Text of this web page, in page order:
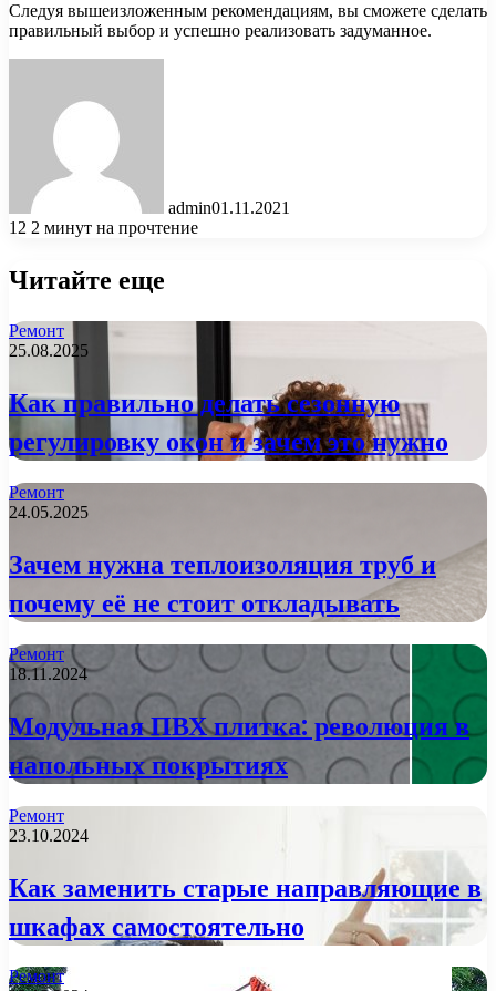
Следуя вышеизложенным рекомендациям, вы сможете сделать
правильный выбор и успешно реализовать задуманное.
admin01.11.2021
12 2 минут на прочтение
Читайте еще
Ремонт
25.08.2025
Как правильно делать сезонную
регулировку окон и зачем это нужно
Ремонт
24.05.2025
Зачем нужна теплоизоляция труб и
почему её не стоит откладывать
Ремонт
18.11.2024
Модульная ПВХ плитка: революция в
напольных покрытиях
Ремонт
23.10.2024
Как заменить старые направляющие в
шкафах самостоятельно
Ремонт